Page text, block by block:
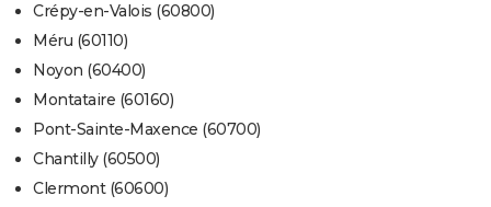
Crépy-en-Valois (60800)
Méru (60110)
Noyon (60400)
Montataire (60160)
Pont-Sainte-Maxence (60700)
Chantilly (60500)
Clermont (60600)